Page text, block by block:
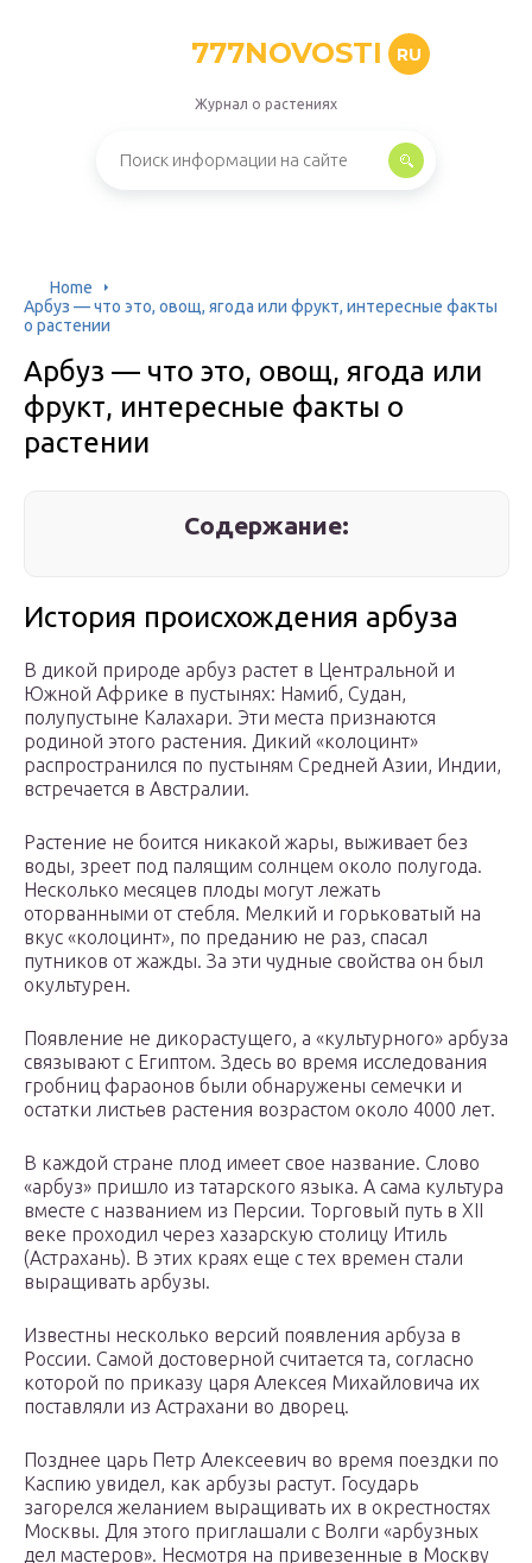
777NOVOSTI RU
Журнал о растениях
Home
Арбуз — что это, овощ, ягода или фрукт, интересные факты
о растении
Арбуз — что это, овощ, ягода или
фрукт, интересные факты о
растении
Содержание:
История происхождения арбуза
В дикой природе арбуз растет в Центральной и
Южной Африке в пустынях: Намиб, Судан,
полупустыне Калахари. Эти места признаются
родиной этого растения. Дикий «колоцинт»
распространился по пустыням Средней Азии, Индии,
встречается в Австралии.
Растение не боится никакой жары, выживает без
воды, зреет под палящим солнцем около полугода.
Несколько месяцев плоды могут лежать
оторванными от стебля. Мелкий и горьковатый на
вкус «колоцинт», по преданию не раз, спасал
путников от жажды. За эти чудные свойства он был
окультурен.
Появление не дикорастущего, а «культурного» арбуза
связывают с Египтом. Здесь во время исследования
гробниц фараонов были обнаружены семечки и
остатки листьев растения возрастом около 4000 лет.
В каждой стране плод имеет свое название. Слово
«арбуз» пришло из татарского языка. А сама культура
вместе с названием из Персии. Торговый путь в ХII
веке проходил через хазарскую столицу Итиль
(Астрахань). В этих краях еще с тех времен стали
выращивать арбузы.
Известны несколько версий появления арбуза в
России. Самой достоверной считается та, согласно
которой по приказу царя Алексея Михайловича их
поставляли из Астрахани во дворец.
Позднее царь Петр Алексеевич во время поездки по
Каспию увидел, как арбузы растут. Государь
загорелся желанием выращивать их в окрестностях
Москвы. Для этого приглашали с Волги «арбузных
дел мастеров». Несмотря на привезенные в Москву